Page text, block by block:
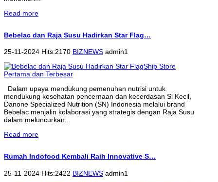
Read more
Bebelac dan Raja Susu Hadirkan Star Flag…
25-11-2024 Hits:2170 BIZNEWS admin1
Dalam upaya mendukung pemenuhan nutrisi untuk
mendukung kesehatan pencernaan dan kecerdasan Si Kecil,
Danone Specialized Nutrition (SN) Indonesia melalui brand
Bebelac menjalin kolaborasi yang strategis dengan Raja Susu
dalam meluncurkan...
Read more
Rumah Indofood Kembali Raih Innovative S…
25-11-2024 Hits:2422 BIZNEWS admin1